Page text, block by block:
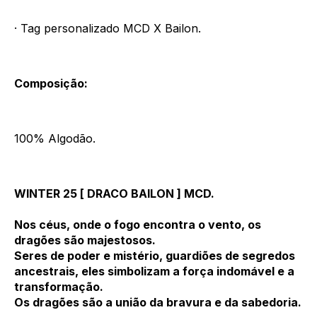
· Tag personalizado MCD X Bailon.
Composição:
100% Algodão.
WINTER 25 [ DRACO BAILON ] MCD.
Nos céus, onde o fogo encontra o vento, os
dragões são majestosos.
Seres de poder e mistério, guardiões de segredos
ancestrais, eles simbolizam a força indomável e a
transformação.
Os dragões são a união da bravura e da sabedoria.